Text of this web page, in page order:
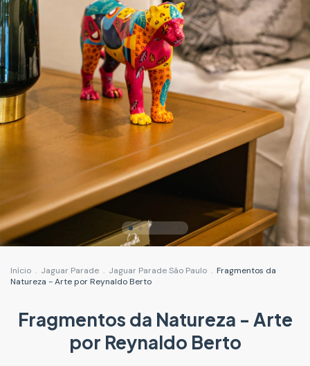
Início . Jaguar Parade . Jaguar Parade São Paulo . Fragmentos da
Natureza - Arte por Reynaldo Berto
Fragmentos da Natureza - Arte
por Reynaldo Berto